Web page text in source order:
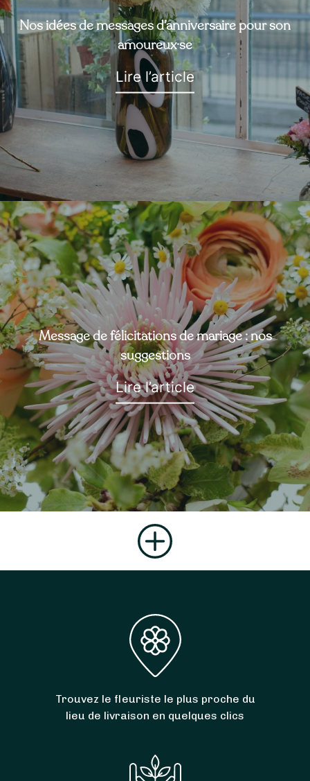
Nos idées de messages d’anniversaire pour son
amoureux·se
Lire l’article
Message de félicitations de mariage : nos
suggestions
Lire l’article
Trouvez le fleuriste le plus proche du
lieu de livraison en quelques clics